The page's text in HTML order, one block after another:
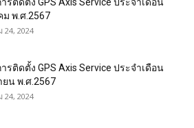
ม พ.ศ.2567
24, 2024
รติดตั้ง GPS Axis Service ประจำเดือน
ยน พ.ศ.2567
24, 2024